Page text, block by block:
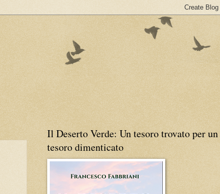
Il Deserto Verde: Un tesoro trovato per un
tesoro dimenticato